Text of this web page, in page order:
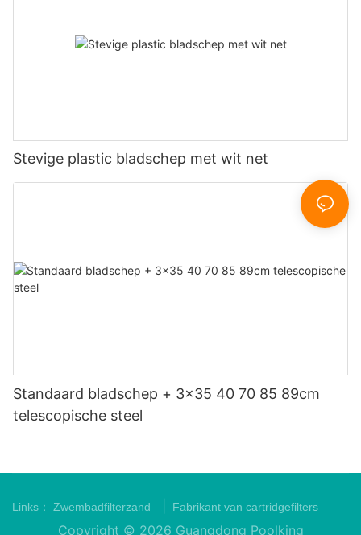
Stevige plastic bladschep met wit net
Standaard bladschep + 3x35 40 70 85 89cm
telescopische steel
Links： Zwembadfilterzand Fabrikant van cartridgefilters
Copyright © 2026 Guangdong Poolking